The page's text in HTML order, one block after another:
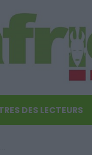
DES LECTEURS